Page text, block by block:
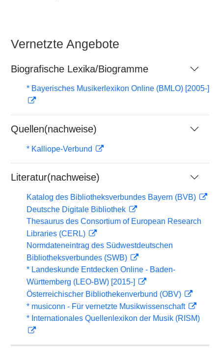
Vernetzte Angebote
Biografische Lexika/Biogramme
* Bayerisches Musikerlexikon Online (BMLO) [2005-]
Quellen(nachweise)
* Kalliope-Verbund
Literatur(nachweise)
Katalog des Bibliotheksverbundes Bayern (BVB)
Deutsche Digitale Bibliothek
Thesaurus des Consortium of European Research
Libraries (CERL)
Normdateneintrag des Südwestdeutschen
Bibliotheksverbundes (SWB)
* Landeskunde Entdecken Online - Baden-
Württemberg (LEO-BW) [2015-]
Österreichischer Bibliothekenverbund (OBV)
* musiconn - Für vernetzte Musikwissenschaft
* Internationales Quellenlexikon der Musik (RISM)